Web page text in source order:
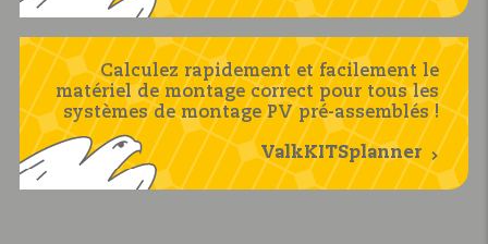
Calculez rapidement et facilement le
matériel de montage correct pour tous les
systèmes de montage PV pré-assemblés !
ValkKITSplanner